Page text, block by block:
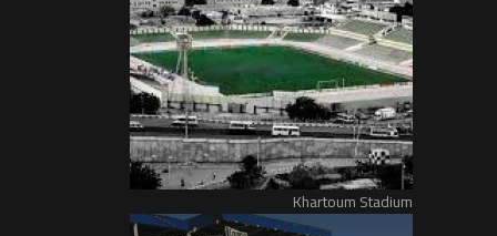
Khartoum Stadium